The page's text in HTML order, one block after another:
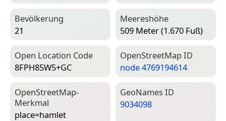
Bevölkerung
21
Meereshöhe
509 Meter (1.670 Fuß)
Open Location Code
8FPH85W5+GC
Open­Street­Map ID
node 4769194614
Open­Street­Map-
Merkmal
place=­hamlet
Geo­Names ID
9034098